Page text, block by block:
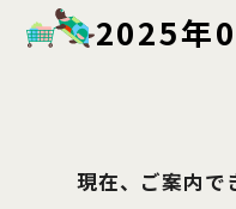
2025年
現在、ご案内で